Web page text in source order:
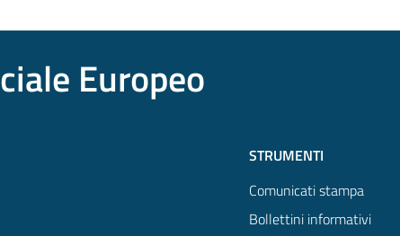
Europeo
STRUMENTI
Comunicati stampa
Bollettini informativi